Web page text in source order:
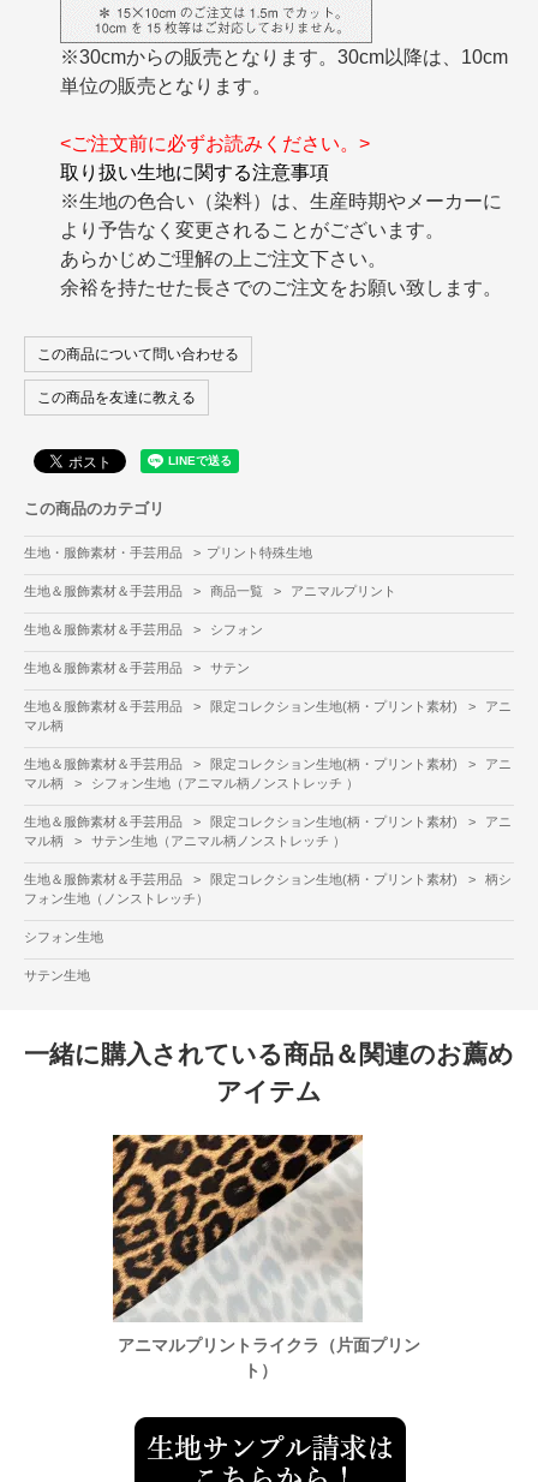
※30cmからの販売となります。30cm以降は、10cm
単位の販売となります。
<ご注文前に必ずお読みください。>
取り扱い生地に関する注意事項
※生地の色合い（染料）は、生産時期やメーカーに
より予告なく変更されることがございます。
あらかじめご理解の上ご注文下さい。
余裕を持たせた長さでのご注文をお願い致します。
この商品について問い合わせる
この商品を友達に教える
この商品のカテゴリ
生地・服飾素材・手芸用品 > プリント特殊生地
生地＆服飾素材＆手芸用品 > 商品一覧 > アニマルプリント
生地＆服飾素材＆手芸用品 > シフォン
生地＆服飾素材＆手芸用品 > サテン
生地＆服飾素材＆手芸用品 > 限定コレクション生地(柄・プリント素材) >
アニ
マル柄
生地＆服飾素材＆手芸用品 > 限定コレクション生地(柄・プリント素材) >
アニ
マル柄
> シフォン生地（アニマル柄ノンストレッチ ）
生地＆服飾素材＆手芸用品 > 限定コレクション生地(柄・プリント素材) >
アニ
マル柄
> サテン生地（アニマル柄ノンストレッチ ）
生地＆服飾素材＆手芸用品 > 限定コレクション生地(柄・プリント素材) >
柄シ
フォン生地（ノンストレッチ）
シフォン生地
サテン生地
一緒に購入されている商品＆関連のお薦め
アイテム
アニマルプリントライクラ（片面プリン
ト）